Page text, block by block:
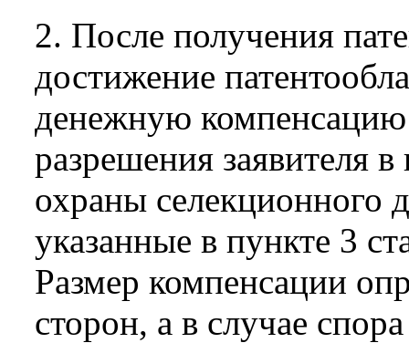
2. После получения
достижение
денежную
разрешения заявителя
охраны селекционного
указанные в пункте 3
Размер компенсации
сторон, а в случае